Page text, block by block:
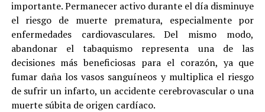
importante. Permanecer activo durante el día disminuye
el riesgo de muerte prematura, especialmente por
enfermedades cardiovasculares. Del mismo modo,
abandonar el tabaquismo representa una de las
decisiones más beneficiosas para el corazón, ya que
fumar daña los vasos sanguíneos y multiplica el riesgo
de sufrir un infarto, un accidente cerebrovascular o una
muerte súbita de origen cardíaco.